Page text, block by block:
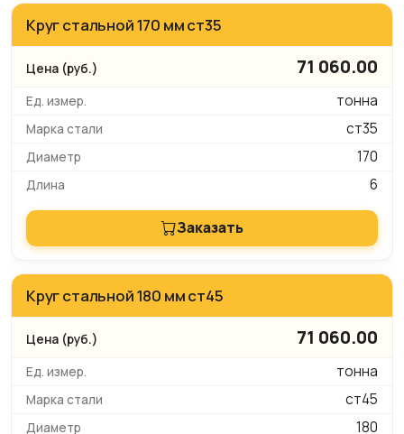
Круг стальной 170 мм ст35
71 060.00
тонна
ст35
170
6
Заказать
Круг стальной 180 мм ст45
71 060.00
тонна
ст45
180